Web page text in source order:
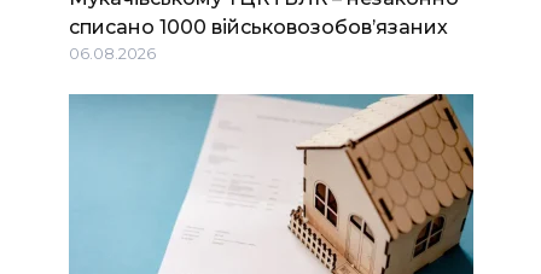
списано 1000 військовозобов’язаних
06.08.2026